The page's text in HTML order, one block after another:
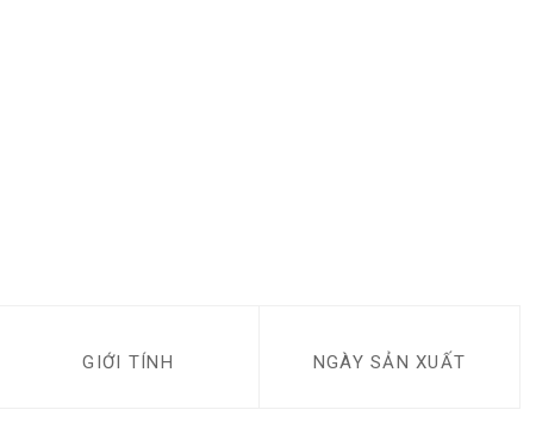
GIỚI TÍNH NGÀY SẢN XUẤT